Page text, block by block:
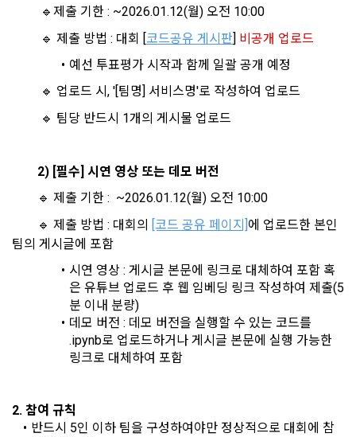
4. “인재회원”이라 함은 “데이콘 인재풀 서비스”를 이용하기 위
하여 본인의 개인정보와 프로젝트, 코드 등을 공유한 자로서, 채
는 것에 동의한 “개인회원”을 말한다.
5. “기업회원”이라 함은 “회사”에 대회의 주최를 의뢰하거나, 채
용 의뢰 서비스 등을 이용하기 위해 “회사”와 일정 계약을 한 개
인 또는 법인을 말한다.
회원”이 AI 코드를 제출하고, “회사”는 이를 평가하여 우수작을
7. “대회"라 함은 “기업회원”이 인력을 채용하거나 또는 솔루션
을 크라우드소싱하기 위하여 “회사"에 의뢰하는 경연대회 또는
해커톤, AI해커톤, AI경진대회 등을 말한다.
8. “교육”이라 함은 “회사”가  제공하는 교육컨텐츠를 포함한 온
라인/오프라인 교육서비스를 말한다.
9. "아이디"라 함은 회원의 식별과 회원의 서비스 이용을 위하여
"회원"이 가입 시 사용한 이메일 주소를 말한다.
10. "비밀번호"라 함은 "회사"의 서비스를 이용하려는 사람이 아
동일한 용도로 쓰이는 “사이트”에서 자동 생성된 인증코드를 말
한다.
개인정보 침해사고가 발생하는 경우, 추가적인 피해를 예방하고
이미 발생한 피해를 복구하기 위해 누구에게 연락하여 어떤 도
움을 받을 수 있는지 알려 드립니다.
리 및 의무 관계를 규정하여 이용자의 ‘개인정보자기결정권’을
2. 개인정보의 수집 및 이용목적
를 수집하고 있으며, 다음 목적 이외의 용도로는 수집한 개인정
보를 이용하지 않습니다.
1) 회원관리
회원제 서비스 이용에 따른 본인확인, 본인의 의사확인, 고객문
의에 대한 응답, 새로운 정보의 소개 및 고지사항 전달
산
본인인증, 채용정보 매칭 및 컨텐츠 제공을 위한 개인식별, 회원
3. 서비스 정보 수신 동의 철회
DACON에서 제공하는 마케팅 정보를 원하지 않을 경우 ‘홈>계
정관리 페이지의 하단 마케팅(대회 진행, 교육 등) 정보 수신 동
또한 향후 마케팅 활용에 새롭게 동의하고자 하는 경우에는 ‘홈>
동의(선택)’에서 동의하실 수 있습니다.
		 🔹제출 기한 : ~2026.01.12(월) 오전 10:00
		 🔹 제출 방법 : 대회 [
코드공유 게시판] 비공개 업로드
예선 투표평가 시작과 함께 일괄 공개 예정
		 🔹 업로드 시, '[팀명] 서비스명'로 작성하여 업로드
		 🔹 팀당 반드시 1개의 게시물 업로드
		2) [필수] 시연 영상 또는 데모 버전
		🔹 제출 기한 :  ~2026.01.12(월) 오전 10:00
		🔹 제출 방법 : 대회의
[코드 공유 페이지]에 업로드한 본인
팀의 게시글에 포함
시연 영상 : 게시글 본문에 링크로 대체하여 포함 혹
은 유튜브 업로드 후 웹 임베딩 링크 작성하여 제출(5
분 이내 분량)
데모 버전 : 데모 버전을 실행할 수 있는 코드를
.ipynb로 업로드하거나 게시글 본문에 실행 가능한
링크로 대체하여 포함
2. 참여 규칙
반드시 5인 이하 팀을 구성하여야만 정상적으로 대회에 참